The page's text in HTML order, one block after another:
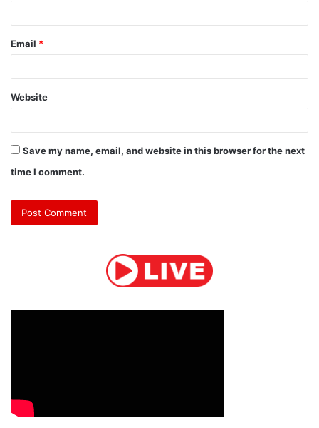
Email *
Website
Save my name, email, and website in this browser for the next
time I comment.